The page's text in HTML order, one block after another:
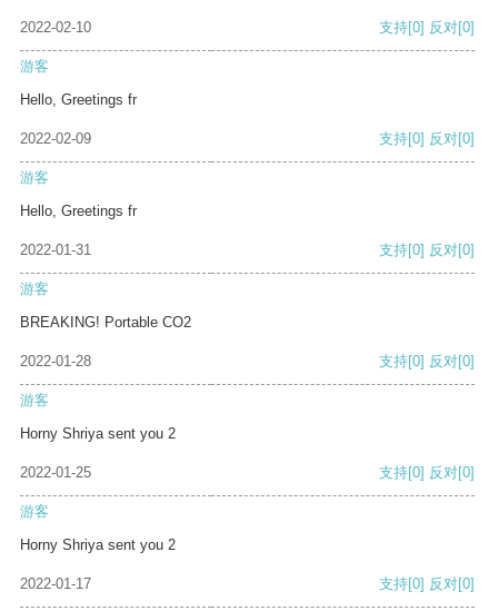
2022-02-10 支持[0] 反对[0]
游客
Hello, Greetings fr
2022-02-09 支持[0] 反对[0]
游客
Hello, Greetings fr
2022-01-31 支持[0] 反对[0]
游客
BREAKING! Portable CO2
2022-01-28 支持[0] 反对[0]
游客
Horny Shriya sent you 2
2022-01-25 支持[0] 反对[0]
游客
Horny Shriya sent you 2
2022-01-17 支持[0] 反对[0]